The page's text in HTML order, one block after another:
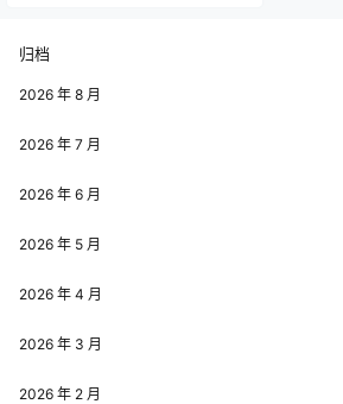
么多话”，这份笨拙又真实的反应，
瞬间拉近了与粉丝的距离 —— 毕竟
博…
归档
2026 年 8 月
2026 年 7 月
2026 年 6 月
2026 年 5 月
2026 年 4 月
2026 年 3 月
2026 年 2 月